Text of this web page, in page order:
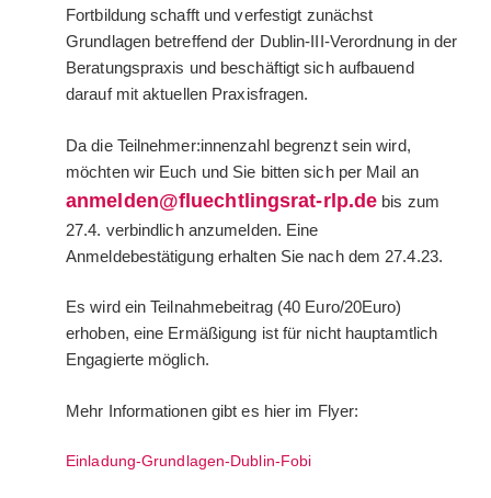
Fortbildung schafft und verfestigt zunächst
Grundlagen betreffend der Dublin-III-Verordnung in der
Beratungspraxis und beschäftigt sich aufbauend
darauf mit aktuellen Praxisfragen.
Da die Teilnehmer:innenzahl begrenzt sein wird,
möchten wir Euch und Sie bitten sich per Mail an
anmelden@fluechtlingsrat-rlp.de bis zum
27.4. verbindlich anzumelden. Eine
Anmeldebestätigung erhalten Sie nach dem 27.4.23.
Es wird ein Teilnahmebeitrag (40 Euro/20Euro)
erhoben, eine Ermäßigung ist für nicht hauptamtlich
Engagierte möglich.
Mehr Informationen gibt es hier im Flyer:
Einladung-Grundlagen-Dublin-Fobi